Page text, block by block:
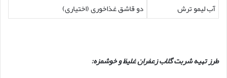
آب لیمو ترش
دو قاشق غذاخوری (اختیاری)
طرز تهیه شربت گلاب زعفران غلیظ و خوشمزه: